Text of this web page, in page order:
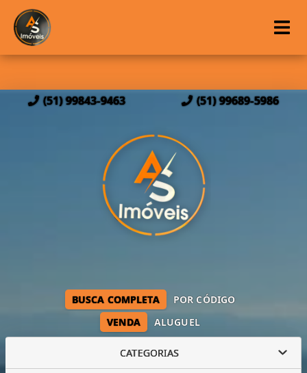
(51) 99843-9463 (51) 99689-5986
VENDA ALUGUEL
BUSCA COMPLETA POR CÓDIGO
CATEGORIAS